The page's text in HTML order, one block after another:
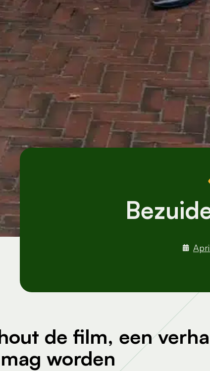
de film, een
worden